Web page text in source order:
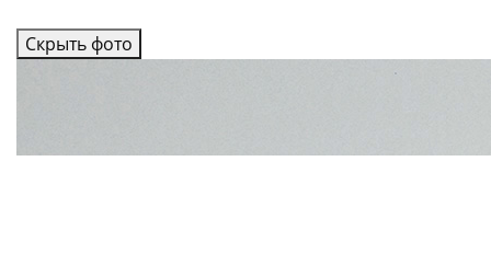
Скрыть фото